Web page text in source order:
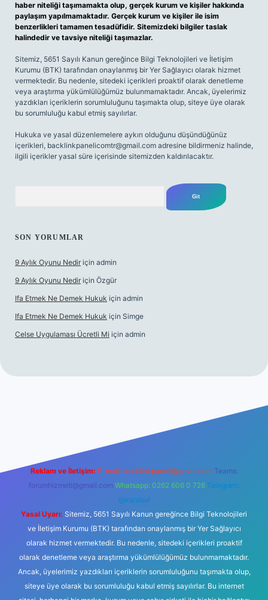
haber niteliği taşımamakta olup, gerçek kurum ve kişiler hakkında
paylaşım yapılmamaktadır. Gerçek kurum ve kişiler ile isim
benzerlikleri tamamen tesadüfidir. Sitemizdeki bilgiler taslak
halindedir ve tavsiye niteliği taşımazlar.
Sitemiz, 5651 Sayılı Kanun gereğince Bilgi Teknolojileri ve İletişim
Kurumu (BTK) tarafından onaylanmış bir Yer Sağlayıcı olarak hizmet
vermektedir. Bu nedenle, sitedeki içerikleri proaktif olarak denetleme
veya araştırma yükümlülüğümüz bulunmamaktadır. Ancak, üyelerimiz
yazdıkları içeriklerin sorumluluğunu taşımakta olup, siteye üye olarak
bu sorumluluğu kabul etmiş sayılırlar.
Hukuka ve yasal düzenlemelere aykırı olduğunu düşündüğünüz
içerikleri, backlinkpanelicomtr@gmail.com adresine bildirmeniz halinde,
ilgili içerikler yasal süre içerisinde sitemizden kaldırılacaktır.
SON YORUMLAR
9 Aylık Oyunu Nedir için admin
9 Aylık Oyunu Nedir için Özgür
Ifa Etmek Ne Demek Hukuk için admin
Ifa Etmek Ne Demek Hukuk için Simge
Celse Uygulaması Ücretli Mi için admin
Reklam ve İletişim: E-mail: backlinkpaneli@gmail.com Teams:
forumhizmeti@gmail.com Whatsapp: 0262 606 0 726 Telegram:
@karabul
Yasal Uyarı: Sitemiz, 5651 Sayılı Kanun gereğince Bilgi Teknolojileri
ve İletişim Kurumu (BTK) tarafından onaylanmış bir Yer Sağlayıcı
olarak hizmet vermektedir. Bu nedenle, sitedeki içerikleri proaktif
olarak denetleme veya araştırma yükümlülüğümüz bulunmamaktadır.
Ancak, üyelerimiz yazdıkları içeriklerin sorumluluğunu taşımakta olup,
siteye üye olarak bu sorumluluğu kabul etmiş sayılırlar. Bu internet